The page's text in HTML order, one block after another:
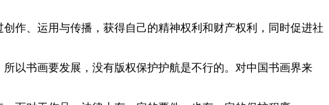
作、运用与传播，获得自己的精神权利和财产权利，同时促进社
以书画要发展，没有版权保护护航是不行的。对中国书画界来